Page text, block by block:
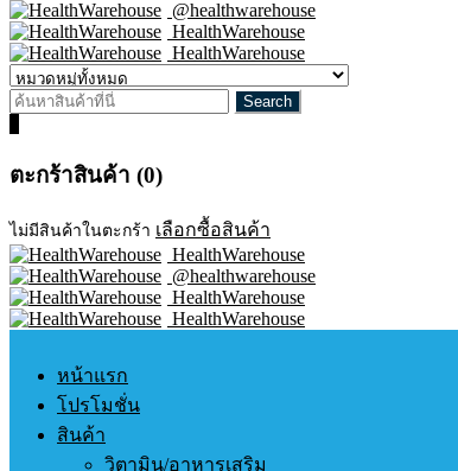
@healthwarehouse
HealthWarehouse
HealthWarehouse
ตะกร้าสินค้า (0)
ไม่มีสินค้าในตะกร้า เลือกซื้อสินค้า
HealthWarehouse
@healthwarehouse
HealthWarehouse
HealthWarehouse
หน้าแรก
โปรโมชั่น
สินค้า
วิตามิน/อาหารเสริม